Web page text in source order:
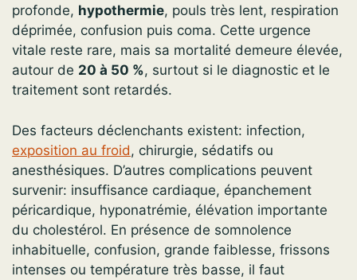
profonde, hypothermie, pouls très lent, respiration
déprimée, confusion puis coma. Cette urgence
vitale reste rare, mais sa mortalité demeure élevée,
autour de 20 à 50 %, surtout si le diagnostic et le
traitement sont retardés.
Des facteurs déclenchants existent: infection,
exposition au froid, chirurgie, sédatifs ou
anesthésiques. D’autres complications peuvent
survenir: insuffisance cardiaque, épanchement
péricardique, hyponatrémie, élévation importante
du cholestérol. En présence de somnolence
inhabituelle, confusion, grande faiblesse, frissons
intenses ou température très basse, il faut